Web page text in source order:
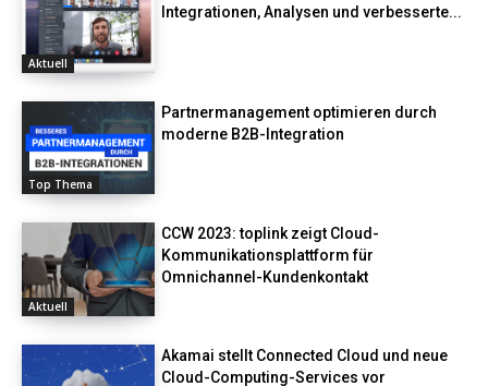
Aktuell
Integrationen, Analysen und verbesserte...
Top Thema
Partnermanagement optimieren durch
moderne B2B-Integration
Aktuell
CCW 2023: toplink zeigt Cloud-
Kommunikationsplattform für
Omnichannel-Kundenkontakt
Akamai stellt Connected Cloud und neue
Cloud-Computing-Services vor